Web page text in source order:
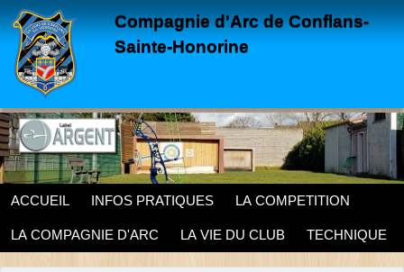
Compagnie d'Arc de Conflans-
Sainte-Honorine
ACCUEIL INFOS PRATIQUES LA COMPETITION
LA COMPAGNIE D'ARC LA VIE DU CLUB TECHNIQUE
Panneau de gestion des cookies